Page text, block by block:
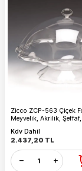
Zicco ZCP-563 Çiçek
Meyvelik, Akrilik,
Kdv Dahil
2.437,20 TL